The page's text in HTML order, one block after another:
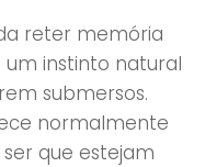
reter memória
instinto natural
submersos.
normalmente
que estejam